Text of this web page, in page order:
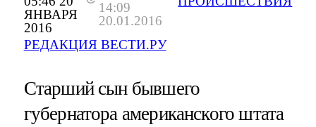
ЯНВАРЯ
2016
14:09
20.01.2016
РЕДАКЦИЯ ВЕСТИ.РУ
Старший сын бывшего
губернатора американского штата